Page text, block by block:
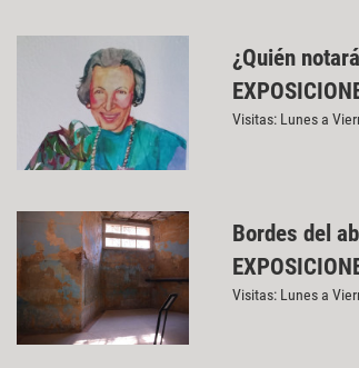
¿Quién
Visitas: Lunes a
Bordes del
Visitas: Lunes a